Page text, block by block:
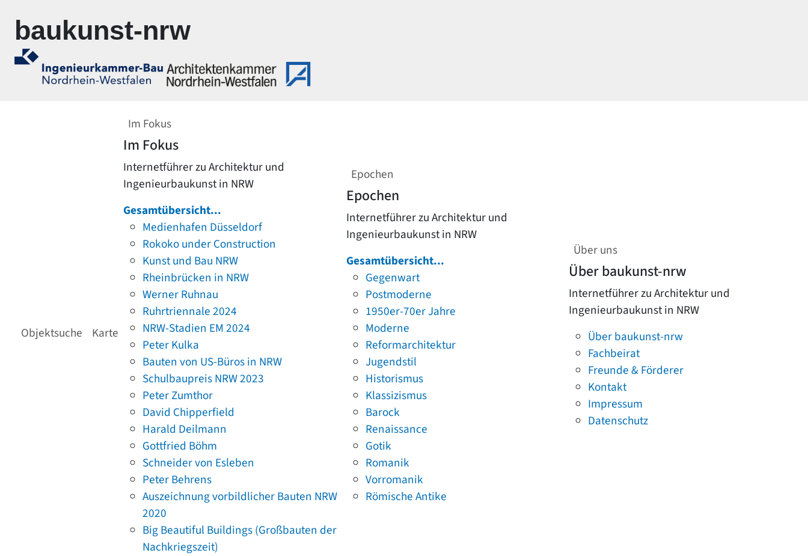
baukunst-nrw
Objektsuche Karte
Im Fokus
Im Fokus
Internetführer zu Architektur und
Ingenieurbaukunst in NRW
Gesamtübersicht...
Medienhafen Düsseldorf
Rokoko under Construction
Kunst und Bau NRW
Rheinbrücken in NRW
Werner Ruhnau
Ruhrtriennale 2024
NRW-Stadien EM 2024
Peter Kulka
Bauten von US-Büros in NRW
Schulbaupreis NRW 2023
Peter Zumthor
David Chipperfield
Harald Deilmann
Gottfried Böhm
Schneider von Esleben
Peter Behrens
Auszeichnung vorbildlicher Bauten NRW
2020
Big Beautiful Buildings (Großbauten der
Nachkriegszeit)
Epochen
Epochen
Internetführer zu Architektur und
Ingenieurbaukunst in NRW
Gesamtübersicht...
Gegenwart
Postmoderne
1950er-70er Jahre
Moderne
Reformarchitektur
Jugendstil
Historismus
Klassizismus
Barock
Renaissance
Gotik
Romanik
Vorromanik
Römische Antike
Über uns
Über baukunst-nrw
Internetführer zu Architektur und
Ingenieurbaukunst in NRW
Über baukunst-nrw
Fachbeirat
Freunde & Förderer
Kontakt
Impressum
Datenschutz